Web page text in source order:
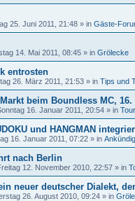
25. Juni 2011, 21:48 » in Gäste-
14. Mai 2011, 08:45 » in Grölecke
entrosten
26. März 2011, 21:53 » in Tips und
beim Boundless MC, 16.
16. Januar 2011, 20:54 » in
und HANGMAN
16. Januar 2011, 07:22 » in
nach Berlin
12. November 2010, 22:57 » in
neuer deutscher Dialekt,
26. August 2010, 09:24 » in